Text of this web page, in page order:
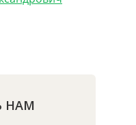
НАМ